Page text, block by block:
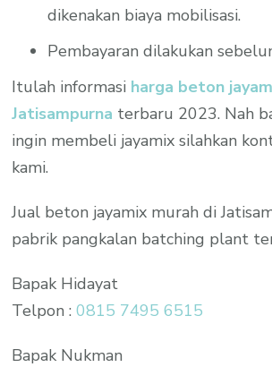
dikenakan biaya mobilisasi.
Pembayaran dilakukan
Itulah informasi harga beton
Jatisampurna terbaru 2023. Nah
ingin membeli jayamix silahkan
kami.
Jual beton jayamix murah di
pabrik pangkalan batching plant
Bapak Hidayat
Telpon :0815 7495 6515
Bapak Nukman